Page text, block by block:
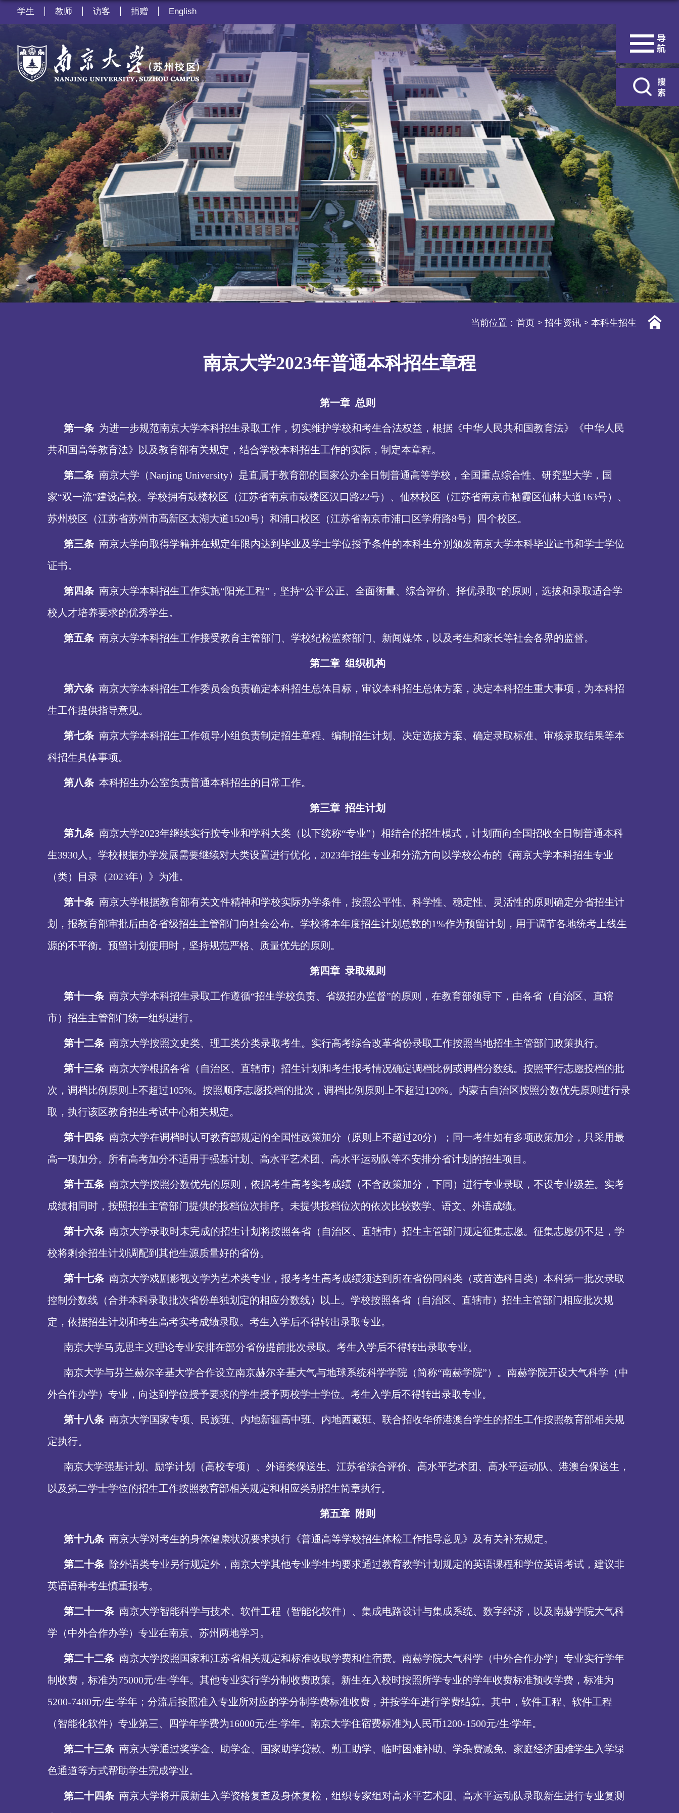
学生 教师 访客 捐赠 English
当前位置：首页 招生资讯 本科生招生
南京大学2023年普通本科招生章程
第一章总则
第一条 为进一步规范南京大学本科招生录取工作，切实维护学校和考生合法权益，根据《中华人民共和国教育法》《中华人民
共和国高等教育法》以及教育部有关规定，结合学校本科招生工作的实际，制定本章程。
第二条 南京大学（Nanjing University）是直属于教育部的国家公办全日制普通高等学校，全国重点综合性、研究型大学，国
家“双一流”建设高校。学校拥有鼓楼校区（江苏省南京市鼓楼区汉口路22号）、仙林校区（江苏省南京市栖霞区仙林大道163号）、
苏州校区（江苏省苏州市高新区太湖大道1520号）和浦口校区（江苏省南京市浦口区学府路8号）四个校区。
第三条 南京大学向取得学籍并在规定年限内达到毕业及学士学位授予条件的本科生分别颁发南京大学本科毕业证书和学士学位
证书。
第四条 南京大学本科招生工作实施“阳光工程”，坚持“公平公正、全面衡量、综合评价、择优录取”的原则，选拔和录取适合学
校人才培养要求的优秀学生。
第五条 南京大学本科招生工作接受教育主管部门、学校纪检监察部门、新闻媒体，以及考生和家长等社会各界的监督。
第二章组织机构
第六条 南京大学本科招生工作委员会负责确定本科招生总体目标，审议本科招生总体方案，决定本科招生重大事项，为本科招
生工作提供指导意见。
第七条 南京大学本科招生工作领导小组负责制定招生章程、编制招生计划、决定选拔方案、确定录取标准、审核录取结果等本
科招生具体事项。
第八条 本科招生办公室负责普通本科招生的日常工作。
第三章招生计划
第九条 南京大学2023年继续实行按专业和学科大类（以下统称“专业”）相结合的招生模式，计划面向全国招收全日制普通本科
生3930人。学校根据办学发展需要继续对大类设置进行优化，2023年招生专业和分流方向以学校公布的《南京大学本科招生专业
（类）目录（2023年）》为准。
第十条 南京大学根据教育部有关文件精神和学校实际办学条件，按照公平性、科学性、稳定性、灵活性的原则确定分省招生计
划，报教育部审批后由各省级招生主管部门向社会公布。学校将本年度招生计划总数的1%作为预留计划，用于调节各地统考上线生
源的不平衡。预留计划使用时，坚持规范严格、质量优先的原则。
第四章录取规则
第十一条 南京大学本科招生录取工作遵循“招生学校负责、省级招办监督”的原则，在教育部领导下，由各省（自治区、直辖
市）招生主管部门统一组织进行。
第十二条 南京大学按照文史类、理工类分类录取考生。实行高考综合改革省份录取工作按照当地招生主管部门政策执行。
第十三条 南京大学根据各省（自治区、直辖市）招生计划和考生报考情况确定调档比例或调档分数线。按照平行志愿投档的批
次，调档比例原则上不超过105%。按照顺序志愿投档的批次，调档比例原则上不超过120%。内蒙古自治区按照分数优先原则进行录
取，执行该区教育招生考试中心相关规定。
第十四条 南京大学在调档时认可教育部规定的全国性政策加分（原则上不超过20分）；同一考生如有多项政策加分，只采用最
高一项加分。所有高考加分不适用于强基计划、高水平艺术团、高水平运动队等不安排分省计划的招生项目。
第十五条 南京大学按照分数优先的原则，依据考生高考实考成绩（不含政策加分，下同）进行专业录取，不设专业级差。实考
成绩相同时，按照招生主管部门提供的投档位次排序。未提供投档位次的依次比较数学、语文、外语成绩。
第十六条 南京大学录取时未完成的招生计划将按照各省（自治区、直辖市）招生主管部门规定征集志愿。征集志愿仍不足，学
校将剩余招生计划调配到其他生源质量好的省份。
第十七条 南京大学戏剧影视文学为艺术类专业，报考考生高考成绩须达到所在省份同科类（或首选科目类）本科第一批次录取
控制分数线（合并本科录取批次省份单独划定的相应分数线）以上。学校按照各省（自治区、直辖市）招生主管部门相应批次规
定，依据招生计划和考生高考实考成绩录取。考生入学后不得转出录取专业。
南京大学马克思主义理论专业安排在部分省份提前批次录取。考生入学后不得转出录取专业。
南京大学与芬兰赫尔辛基大学合作设立南京赫尔辛基大气与地球系统科学学院（简称“南赫学院”）。南赫学院开设大气科学（中
外合作办学）专业，向达到学位授予要求的学生授予两校学士学位。考生入学后不得转出录取专业。
第十八条 南京大学国家专项、民族班、内地新疆高中班、内地西藏班、联合招收华侨港澳台学生的招生工作按照教育部相关规
定执行。
南京大学强基计划、励学计划（高校专项）、外语类保送生、江苏省综合评价、高水平艺术团、高水平运动队、港澳台保送生，
以及第二学士学位的招生工作按照教育部相关规定和相应类别招生简章执行。
第五章附则
第十九条 南京大学对考生的身体健康状况要求执行《普通高等学校招生体检工作指导意见》及有关补充规定。
第二十条 除外语类专业另行规定外，南京大学其他专业学生均要求通过教育教学计划规定的英语课程和学位英语考试，建议非
英语语种考生慎重报考。
第二十一条 南京大学智能科学与技术、软件工程（智能化软件）、集成电路设计与集成系统、数字经济，以及南赫学院大气科
学（中外合作办学）专业在南京、苏州两地学习。
第二十二条 南京大学按照国家和江苏省相关规定和标准收取学费和住宿费。南赫学院大气科学（中外合作办学）专业实行学年
制收费，标准为75000元/生∙学年。其他专业实行学分制收费政策。新生在入校时按照所学专业的学年收费标准预收学费，标准为
5200-7480元/生∙学年；分流后按照准入专业所对应的学分制学费标准收费，并按学年进行学费结算。其中，软件工程、软件工程
（智能化软件）专业第三、四学年学费为16000元/生∙学年。南京大学住宿费标准为人民币1200-1500元/生∙学年。
第二十三条 南京大学通过奖学金、助学金、国家助学贷款、勤工助学、临时困难补助、学杂费减免、家庭经济困难学生入学绿
色通道等方式帮助学生完成学业。
第二十四条 南京大学将开展新生入学资格复查及身体复检，组织专家组对高水平艺术团、高水平运动队录取新生进行专业复测